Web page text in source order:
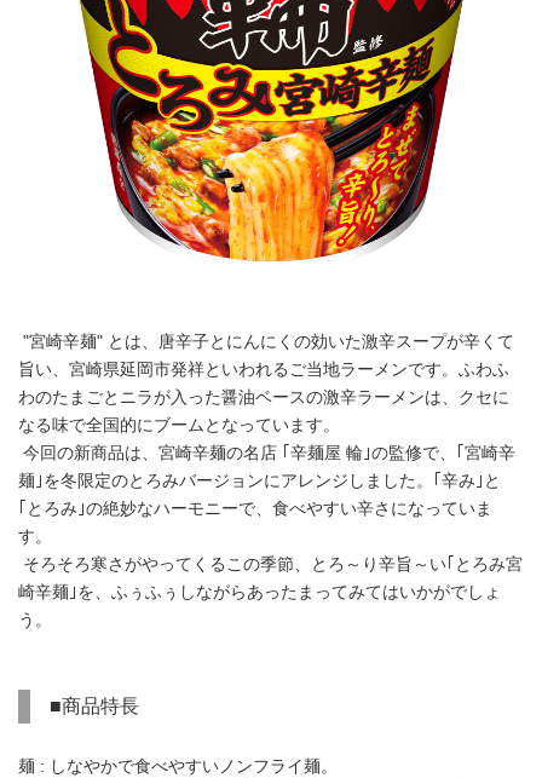
"宮崎辛麺" とは、唐辛子とにんにくの効いた激辛スープが辛くて
旨い、宮崎県延岡市発祥といわれるご当地ラーメンです。ふわふ
わのたまごとニラが入った醤油ベースの激辛ラーメンは、クセに
なる味で全国的にブームとなっています。
今回の新商品は、宮崎辛麺の名店 ｢辛麺屋 輪｣の監修で、｢宮崎辛
麺｣を冬限定のとろみバージョンにアレンジしました。｢辛み｣と
｢とろみ｣の絶妙なハーモニーで、食べやすい辛さになっていま
す。
そろそろ寒さがやってくるこの季節、とろ～り辛旨～い｢とろみ宮
崎辛麺｣を、ふぅふぅしながらあったまってみてはいかがでしょ
う。
■商品特長
麺 : しなやかで食べやすいノンフライ麺。